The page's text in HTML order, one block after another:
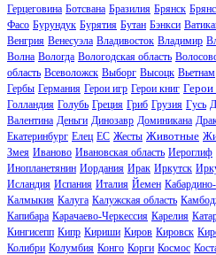
Герцеговина Ботсвана Бразилия Брянск
Фасо Бурундук Бурятия Бутан Бэнкси
Венгрия Венесуэла Владивосток Владимир
Волна Вологда Вологодская область
область Всеволожск Выборг Высоцк Вьетнам
Гербы Германия Герои игр Герои книг Герои
Голландия Голубь Греция Гриб Грузия Гусь
Валентина Деньги Динозавр Доминикана
Екатеринбург Елец ЕС Жесты Животные
Змея Иваново Ивановская область Иероглиф
Инопланетянин Иордания Ирак Иркутск
Исландия Испания Италия Йемен
Калмыкия Калуга Калужская область
Капибара Карачаево-Черкессия Карелия
Кингисепп Кипр Кириши Киров Кировск
Колибри Колумбия Конго Корги Космос